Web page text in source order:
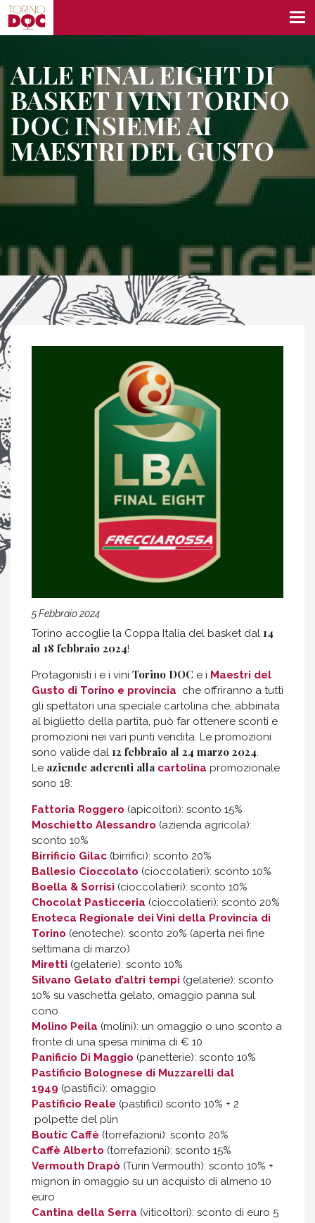
ALLE FINAL EIGHT DI
BASKET I VINI TORINO
DOC INSIEME AI
MAESTRI DEL GUSTO
5 Febbraio 2024
Torino accoglie la Coppa Italia del basket dal 14
al 18 febbraio 2024!
Protagonisti i e i vini Torino DOC e i Maestri del
Gusto di Torino e provincia che offriranno a tutti
gli spettatori una speciale cartolina che, abbinata
al biglietto della partita, può far ottenere sconti e
promozioni nei vari punti vendita. Le promozioni
sono valide dal 12 febbraio al 24 marzo 2024.
Le aziende aderenti alla cartolina promozionale
sono 18:
Fattoria Roggero (apicoltori): sconto 15%
Moschietto Alessandro (azienda agricola):
sconto 10%
Birrificio Gilac (birrifici): sconto 20%
Ballesio Cioccolato (cioccolatieri): sconto 10%
Boella & Sorrisi (cioccolatieri): sconto 10%
Chocolat Pasticceria (cioccolatieri): sconto 20%
Enoteca Regionale dei Vini della Provincia di
Torino (enoteche): sconto 20% (aperta nei fine
settimana di marzo)
Miretti (gelaterie): sconto 10%
Silvano Gelato d’altri tempi (gelaterie): sconto
10% su vaschetta gelato, omaggio panna sul
cono
Molino Peila (molini): un omaggio o uno sconto a
fronte di una spesa minima di € 10
Panificio Di Maggio (panetterie): sconto 10%
Pastificio Bolognese di Muzzarelli dal
1949 (pastifici): omaggio
Pastificio Reale (pastifici) sconto 10% + 2
polpette del plin
Boutic Caffè (torrefazioni): sconto 20%
Caffè Alberto (torrefazioni): sconto 15%
Vermouth Drapò (Turin Vermouth): sconto 10% +
mignon in omaggio su un acquisto di almeno 10
euro
Cantina della Serra (viticoltori): sconto di euro 5